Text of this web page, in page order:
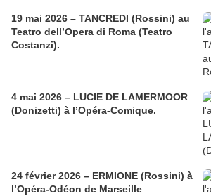
19 mai 2026 – TANCREDI (Rossini) au
Teatro dell’Opera di Roma (Teatro
Costanzi).
4 mai 2026 – LUCIE DE LAMERMOOR
(Donizetti) à l’Opéra-Comique.
24 février 2026 – ERMIONE (Rossini) à
l’Opéra-Odéon de Marseille